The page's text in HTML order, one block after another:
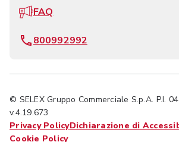
FAQ
800992992
© SELEX Gruppo Commerciale S.p.A. P.I.
v.4.19.673
Privacy PolicyDichiarazione di
Cookie Policy